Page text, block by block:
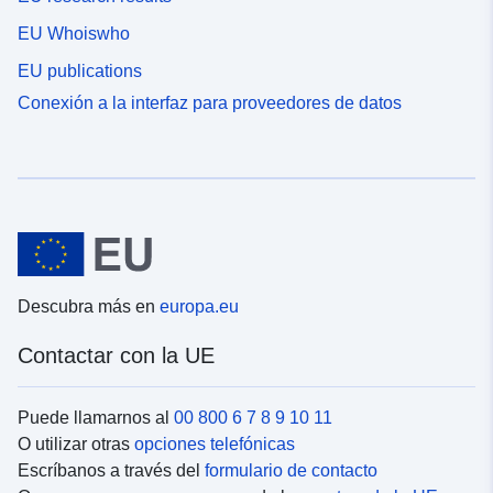
EU Whoiswho
EU publications
Conexión a la interfaz para proveedores de datos
Descubra más en europa.eu
Contactar con la UE
Puede llamarnos al 00 800 6 7 8 9 10 11
O utilizar otras opciones telefónicas
Escríbanos a través del formulario de contacto